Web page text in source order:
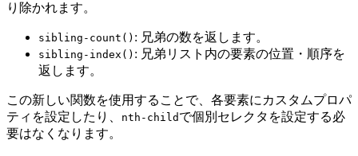
り除かれます。
sibling-count() : 兄弟の数を返します。
sibling-index() : 兄弟リスト内の要素の位置・順序を
返します。
この新しい関数を使用することで、各要素にカスタムプロパ
ティを設定したり、
nth-child で個別セレクタを設定する必
要はなくなります。